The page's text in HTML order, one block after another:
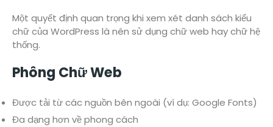
Một quyết định quan trọng khi xem xét danh sách kiểu
chữ của WordPress là nên sử dụng chữ web hay chữ hệ
thống.
Phông Chữ Web
Được tải từ các nguồn bên ngoài (ví dụ: Google Fonts)
Đa dạng hơn về phong cách